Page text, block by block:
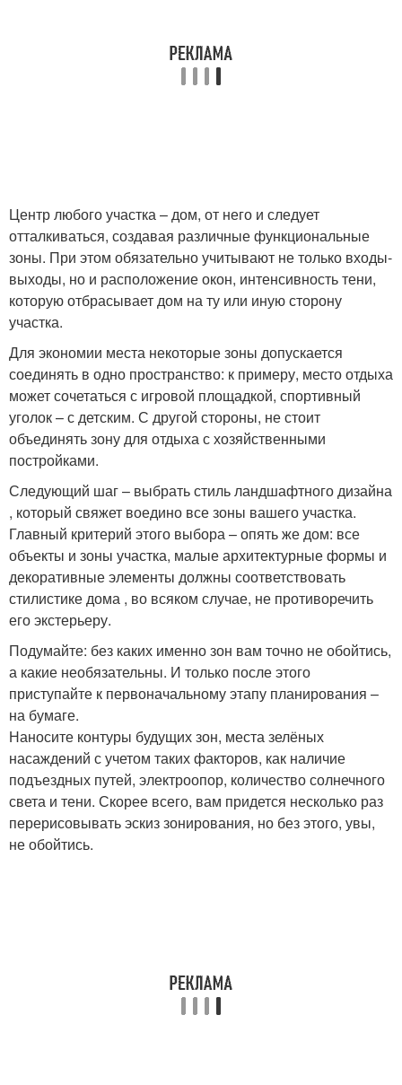
Центр любого участка – дом, от него и следует
отталкиваться, создавая различные функциональные
зоны. При этом обязательно учитывают не только входы-
выходы, но и расположение окон, интенсивность тени,
которую отбрасывает дом на ту или иную сторону
участка.
Для экономии места некоторые зоны допускается
соединять в одно пространство: к примеру, место отдыха
может сочетаться с игровой площадкой, спортивный
уголок – с детским. С другой стороны, не стоит
объединять зону для отдыха с хозяйственными
постройками.
Следующий шаг – выбрать стиль ландшафтного дизайна
, который свяжет воедино все зоны вашего участка.
Главный критерий этого выбора – опять же дом: все
объекты и зоны участка, малые архитектурные формы и
декоративные элементы должны соответствовать
стилистике дома , во всяком случае, не противоречить
его экстерьеру.
Подумайте: без каких именно зон вам точно не обойтись,
а какие необязательны. И только после этого
приступайте к первоначальному этапу планирования –
на бумаге.
Наносите контуры будущих зон, места зелёных
насаждений с учетом таких факторов, как наличие
подъездных путей, электроопор, количество солнечного
света и тени. Скорее всего, вам придется несколько раз
перерисовывать эскиз зонирования, но без этого, увы,
не обойтись.